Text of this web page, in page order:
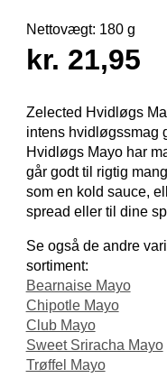
Nettovægt: 180 g
kr. 21,95
Zelected Hvidløgs
intens hvidløgs­smag
Hvidløgs Mayo har
går godt til rigtig
som en kold sauce,
spread eller til dine
Se også de andre
sortiment:
Bearnaise Mayo
Chipotle Mayo
Club Mayo
Sweet Sriracha Mayo
Trøffel Mayo